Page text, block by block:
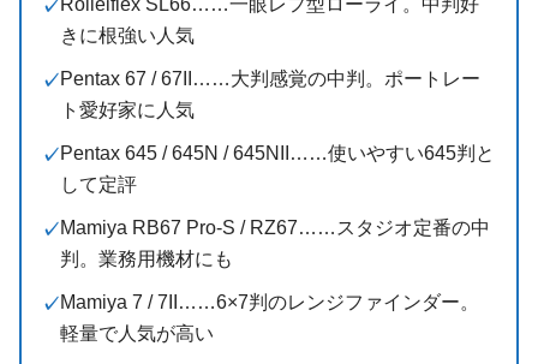
きに根強い人気
Pentax 67 / 67II……大判感覚の中判。ポートレー
ト愛好家に人気
Pentax 645 / 645N / 645NII……使いやすい645判と
して定評
Mamiya RB67 Pro-S / RZ67……スタジオ定番の中
判。業務用機材にも
Mamiya 7 / 7II……6×7判のレンジファインダー。
軽量で人気が高い